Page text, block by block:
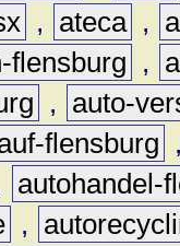
, ateca ,
flensburg ,
,
auto-
flensburg
autohandel-
,